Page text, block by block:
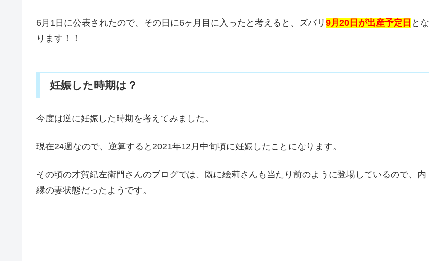
6月1日に公表されたので、その日に6ヶ月目に入ったと考えると、ズバリ 9月20日が出産予定日 とな
ります！！
妊娠した時期は？
今度は逆に妊娠した時期を考えてみました。
現在24週なので、逆算すると2021年12月中旬頃に妊娠したことになります。
その頃の才賀紀左衛門さんのブログでは、既に絵莉さんも当たり前のように登場しているので、内
縁の妻状態だったようです。